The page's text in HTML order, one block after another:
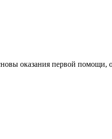
оказания первой помощи,